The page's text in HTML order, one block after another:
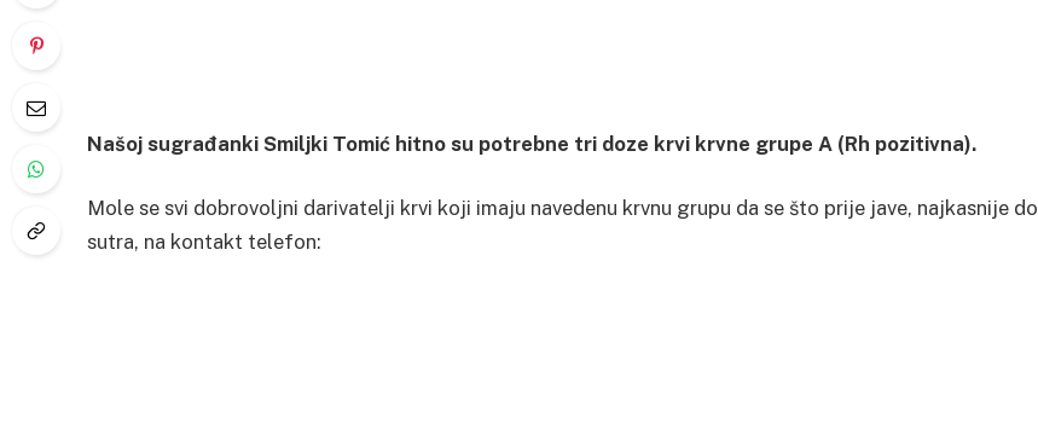
Našoj sugrađanki Smiljki Tomić hitno su potrebne tri doze krvi krvne grupe A (Rh pozitivna).
Mole se svi dobrovoljni darivatelji krvi koji imaju navedenu krvnu grupu da se što prije jave, najkasnije do
sutra, na kontakt telefon: